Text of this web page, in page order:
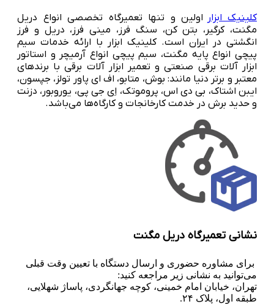
کلینیک ابزار اولین و تنها تعمیرگاه تخصصی انواع دریل
مگنت، کرگیر، بتن کن، سنگ فرز، مینی فرز، دریل و فرز
انگشتی در ایران است. کلینیک ابزار با ارائه خدمات سیم
پیچی انواع پایه مگنت، سیم پیچی انواع آرمیچر و استاتور
ابزار آلات برقی صنعتی و تعمیر ابزار آلات برقی با برندهای
معتبر و برتر دنیا مانند: بوش، متابو، اف ای پاور تولز، جپسون،
ایبن اشتاک، بی دی اس، پروموتک، اِی جی پی، یوروبور، دزنت
و حدید برش در خدمت کارخانجات و کارگاه‌ها می‌باشد.
نشانی تعمیرگاه دریل مگنت
برای مشاوره حضوری و ارسال دستگاه با تعیین وقت قبلی
می‌توانید به نشانی زیر مراجعه کنید:
تهران، خیابان امام خمینی، کوچه جهانگردی، پاساژ شهلایی،
طبقه اول، پلاک ۲۴.